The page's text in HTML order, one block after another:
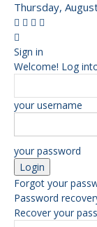
Thursday,
Sign in
Welcome! Log
your username
your password
Forgot your
Password
Recover your